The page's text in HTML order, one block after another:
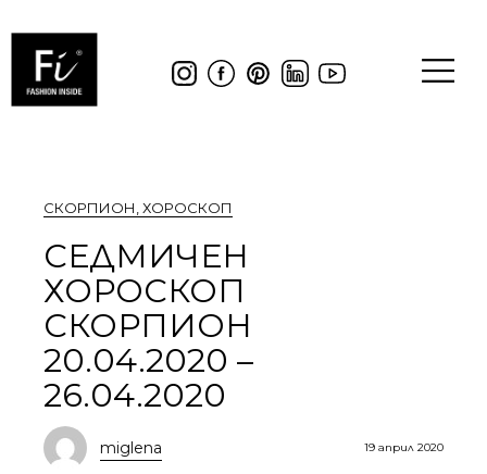
СКОРПИОН ХОРОСКОП
СЕДМИЧЕН
ХОРОСКОП
СКОРПИОН
20.04.2020 –
26.04.2020
miglena 19 април 2020